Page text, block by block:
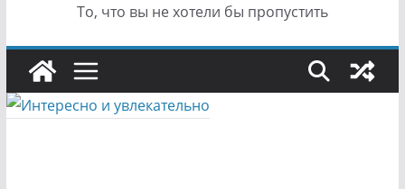
То, что вы не хотели бы пропустить